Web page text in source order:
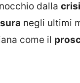
dalla crisi
negli ultimi
come il